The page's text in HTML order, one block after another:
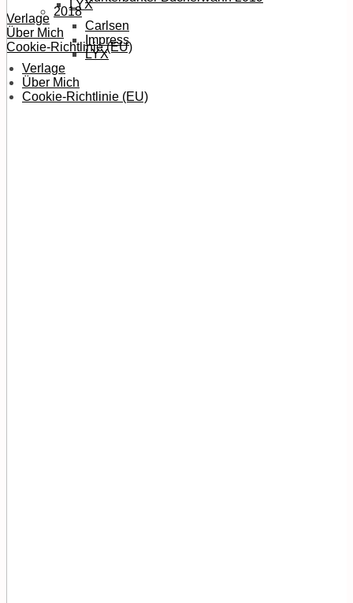
LYX
Verlage
Über Mich
Cookie-Richtlinie (EU)
2018
Carlsen
Impress
LYX
Verlage
Über Mich
Cookie-Richtlinie (EU)